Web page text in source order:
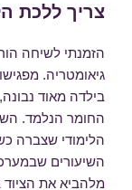
צריך ללכת
הזמנתי לשיחה
גיאומטריה.
בילדה מאוד
החומר הנלמד.
הלימודי שצברה
השיעורים
מלהביא את